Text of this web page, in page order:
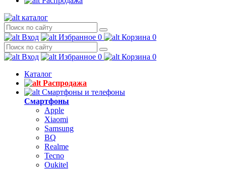
каталог
Вход Избранное 0 Корзина 0
Вход Избранное 0 Корзина 0
Каталог
Распродажа
Смартфоны и телефоны
Смартфоны
Apple
Xiaomi
Samsung
BQ
Realme
Tecno
Oukitel